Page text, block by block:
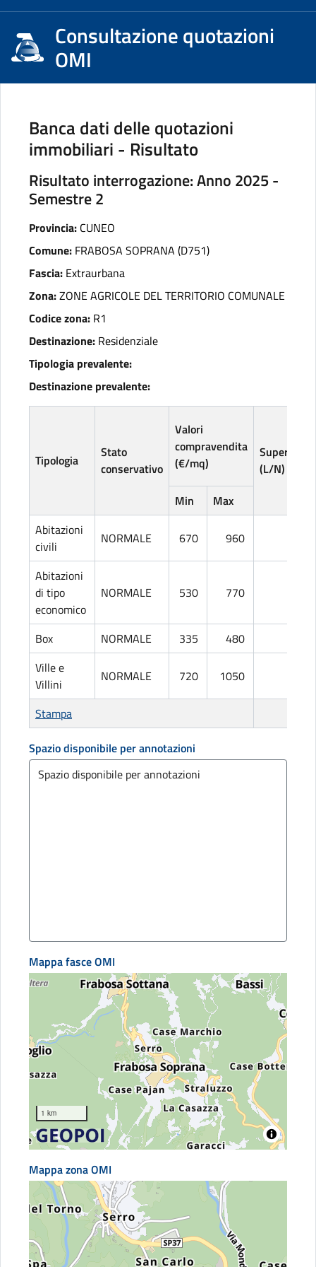
Consultazione quotazioni
OMI
Banca dati delle quotazioni
immobiliari - Risultato
Risultato interrogazione: Anno 2025 -
Semestre 2
Provincia: CUNEO
Comune: FRABOSA SOPRANA (D751)
Fascia: Extraurbana
Zona:ZONE AGRICOLE DEL TERRITORIO COMUNALE
Codice zona: R1
Destinazione: Residenziale
Tipologia prevalente:
Destinazione prevalente:
Tipologia
Stato
conservativo
Valori
compravendita
(€/mq)
Superficie
(L/N)
Min
Max
Abitazioni
civili
NORMALE 670 960
Abitazioni
di tipo
economico
NORMALE 530 770
Box NORMALE 335 480
Ville e
Villini
NORMALE 720 1050
Stampa
Spazio disponibile per annotazioni
Mappa fasce OMI
1 km
Mappa zona OMI